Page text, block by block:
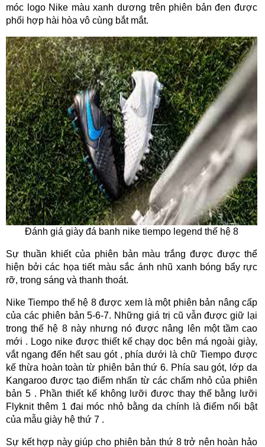
móc logo Nike màu xanh dương trên phiên bản đen được
phối hợp hài hòa vô cùng bắt mắt.
Đánh giá giày đá banh nike tiempo legend thế hệ 8
Sự thuần khiết của phiên bản màu trắng được được thể
hiện bởi các họa tiết màu sắc ánh nhũ xanh bóng bẩy rực
rỡ, trong sáng và thanh thoát.
Nike Tiempo thế hệ 8 được xem là một phiên bản nâng cấp
của các phiên bản 5-6-7. Những giá trị cũ vẫn được giữ lại
trong thế hệ 8 này nhưng nó được nâng lên một tầm cao
mới . Logo nike được thiết kế chạy dọc bên má ngoài giày,
vắt ngang đến hết sau gót , phía dưới là chữ Tiempo được
kế thừa hoàn toàn từ phiên bản thứ 6. Phía sau gót, lớp da
Kangaroo được tạo điểm nhấn từ các chấm nhỏ của phiên
bản 5 . Phần thiết kế không lưỡi được thay thế bằng lưỡi
Flyknit thêm 1 đai móc nhỏ bằng da chính là điểm nổi bật
của mẫu giày hệ thứ 7 .
Sự kết hợp này giúp cho phiên bản thứ 8 trở nên hoàn hảo